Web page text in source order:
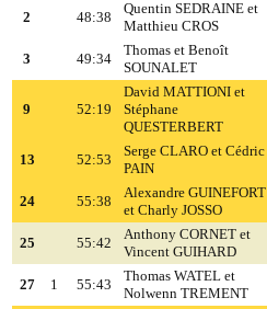
2 48:38
Quentin SEDRAINE et
Matthieu CROS
3 49:34
Thomas et Benoît
SOUNALET
9 52:19
David MATTIONI et
Stéphane
QUESTERBERT
13 52:53
Serge CLARO et Cédric
PAIN
24 55:38
Alexandre GUINEFORT
et Charly JOSSO
25 55:42
Anthony CORNET et
Vincent GUIHARD
27 1 55:43
Thomas WATEL et
Nolwenn TREMENT